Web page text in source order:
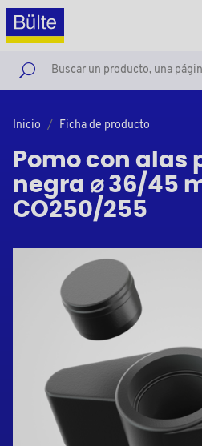
Inicio Ficha de producto
Pomo con alas
negra ⌀ 36/45
CO250/255